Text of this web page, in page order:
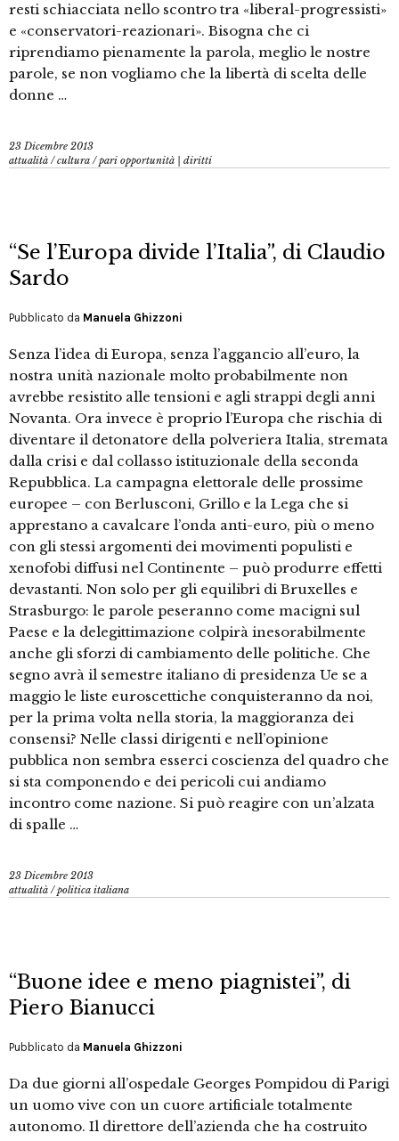
resti schiacciata nello scontro tra «liberal-progressisti»
e «conservatori-reazionari». Bisogna che ci
riprendiamo pienamente la parola, meglio le nostre
parole, se non vogliamo che la libertà di scelta delle
donne …
23 Dicembre 2013
attualità /cultura /pari opportunità | diritti
“Se l’Europa divide l’Italia”, di Claudio
Sardo
Pubblicato da Manuela Ghizzoni
Senza l’idea di Europa, senza l’aggancio all’euro, la
nostra unità nazionale molto probabilmente non
avrebbe resistito alle tensioni e agli strappi degli anni
Novanta. Ora invece è proprio l’Europa che rischia di
diventare il detonatore della polveriera Italia, stremata
dalla crisi e dal collasso istituzionale della seconda
Repubblica. La campagna elettorale delle prossime
europee – con Berlusconi, Grillo e la Lega che si
apprestano a cavalcare l’onda anti-euro, più o meno
con gli stessi argomenti dei movimenti populisti e
xenofobi diffusi nel Continente – può produrre effetti
devastanti. Non solo per gli equilibri di Bruxelles e
Strasburgo: le parole peseranno come macigni sul
Paese e la delegittimazione colpirà inesorabilmente
anche gli sforzi di cambiamento delle politiche. Che
segno avrà il semestre italiano di presidenza Ue se a
maggio le liste euroscettiche conquisteranno da noi,
per la prima volta nella storia, la maggioranza dei
consensi? Nelle classi dirigenti e nell’opinione
pubblica non sembra esserci coscienza del quadro che
si sta componendo e dei pericoli cui andiamo
incontro come nazione. Si può reagire con un’alzata
di spalle …
23 Dicembre 2013
attualità /politica italiana
“Buone idee e meno piagnistei”, di
Piero Bianucci
Pubblicato da Manuela Ghizzoni
Da due giorni all’ospedale Georges Pompidou di Parigi
un uomo vive con un cuore artificiale totalmente
autonomo. Il direttore dell’azienda che ha costruito